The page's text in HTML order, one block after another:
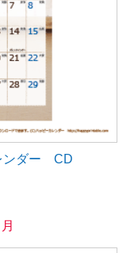
ンダー CD